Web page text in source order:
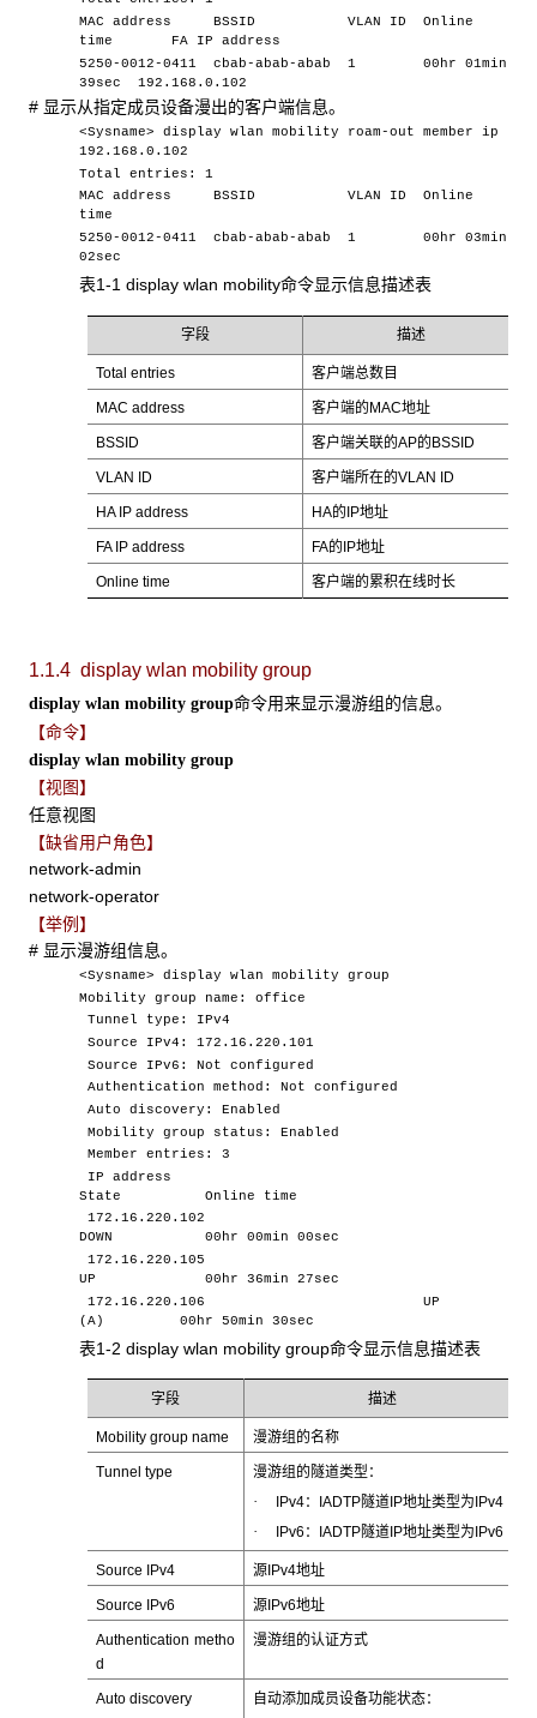
MAC address BSSID VLAN ID Online
time FA IP address
5250-0012-0411 cbab-abab-abab 1 00hr 01min
39sec 192.168.0.102
# 显示从指定成员设备漫出的客户端信息。
<Sysname> display wlan mobility roam-out member ip
192.168.0.102
Total entries: 1
MAC address BSSID VLAN ID Online
time
5250-0012-0411 cbab-abab-abab 1 00hr 03min
02sec
表1-1 display wlan mobility命令显示信息描述表
字段 描述
Total entries 客户端总数目
MAC address 客户端的MAC地址
BSSID 客户端关联的AP的BSSID
VLAN ID 客户端所在的VLAN ID
HA IP address HA的IP地址
FA IP address FA的IP地址
Online time 客户端的累积在线时长
1.1.4 display wlan mobility group
display wlan mobility group命令用来显示漫游组的信息。
【命令】
display wlan mobility group
【视图】
任意视图
【缺省用户角色】
network-admin
network-operator
【举例】
# 显示漫游组信息。
<Sysname> display wlan mobility group
Mobility group name: office
Tunnel type: IPv4
Source IPv4: 172.16.220.101
Source IPv6: Not configured
Authentication method: Not configured
Auto discovery: Enabled
Mobility group status: Enabled
Member entries: 3
IP address
State Online time
172.16.220.102
DOWN 00hr 00min 00sec
172.16.220.105
UP 00hr 36min 27sec
172.16.220.106 UP
(A) 00hr 50min 30sec
表1-2 display wlan mobility group命令显示信息描述表
字段 描述
Mobility group name 漫游组的名称
Tunnel type 漫游组的隧道类型：
· IPv4：IADTP隧道IP地址类型为IPv4
· IPv6：IADTP隧道IP地址类型为IPv6
Source IPv4 源IPv4地址
Source IPv6 源IPv6地址
Authentication metho
d
漫游组的认证方式
Auto discovery 自动添加成员设备功能状态：